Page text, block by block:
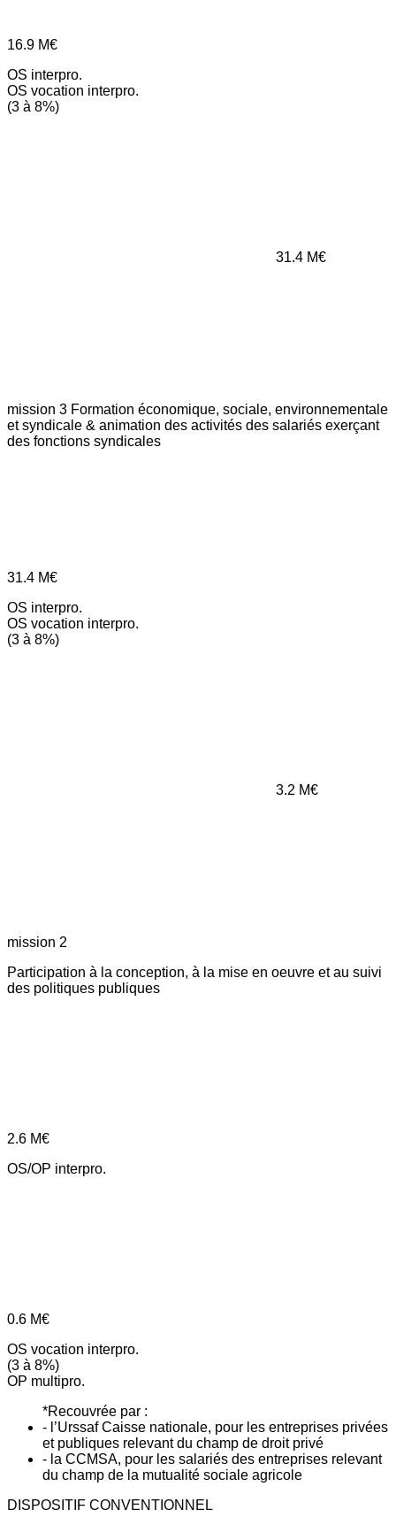
16.9 M€
OS interpro.
OS vocation interpro.
(3 à 8%)
31.4 M€
mission 3 Formation économique, sociale, environnementale
et syndicale & animation des activités des salariés exerçant
des fonctions syndicales
31.4 M€
OS interpro.
OS vocation interpro.
(3 à 8%)
3.2 M€
mission 2
Participation à la conception, à la mise en oeuvre et au suivi
des politiques publiques
2.6 M€
OS/OP interpro.
0.6 M€
OS vocation interpro.
(3 à 8%)
OP multipro.
*Recouvrée par :
- l’Urssaf Caisse nationale, pour les entreprises privées
et publiques relevant du champ de droit privé
- la CCMSA, pour les salariés des entreprises relevant
du champ de la mutualité sociale agricole
DISPOSITIF CONVENTIONNEL